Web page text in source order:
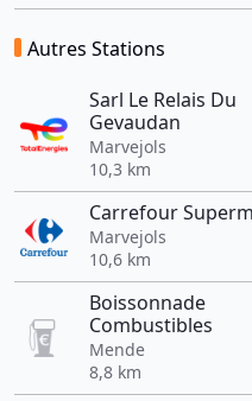
Autres Stations
Sarl Le Relais Du
Gevaudan
Marvejols
10,3 km
Carrefour
Marvejols
10,6 km
Boissonnade
Combustibles
Mende
8,8 km